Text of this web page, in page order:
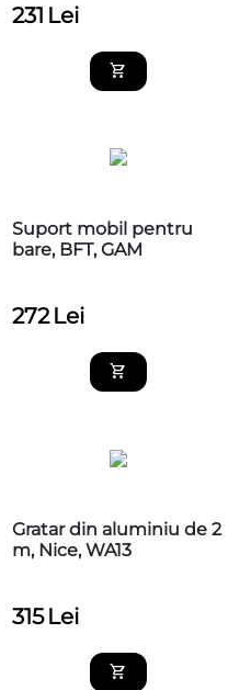
231 Lei
Suport mobil pentru
bare, BFT, GAM
272 Lei
Gratar din aluminiu de 2
m, Nice, WA13
315 Lei